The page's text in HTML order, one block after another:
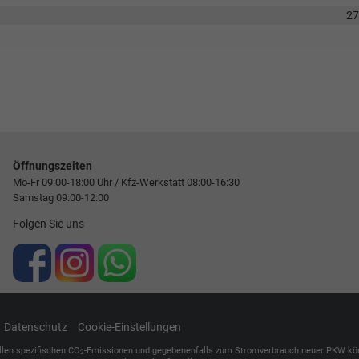
Öffnungszeiten
Mo-Fr 09:00-18:00 Uhr / Kfz-Werkstatt 08:00-16:30
Samstag 09:00-12:00
Folgen Sie uns
Datenschutz Cookie-Einstellungen
spezifischen CO2-Emissionen und gegebenenfalls zum Stromverbrauch neuer PKW